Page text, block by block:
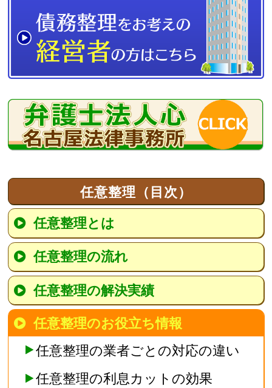
任意整理（目次）
任意整理とは
任意整理の流れ
任意整理の解決実績
任意整理のお役立ち情報
任意整理の業者ごとの対応の違い
任意整理の利息カットの効果